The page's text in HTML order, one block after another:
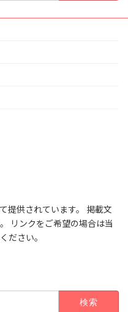
提供されています。 掲載文
リンクをご希望の場合は当
ださい。